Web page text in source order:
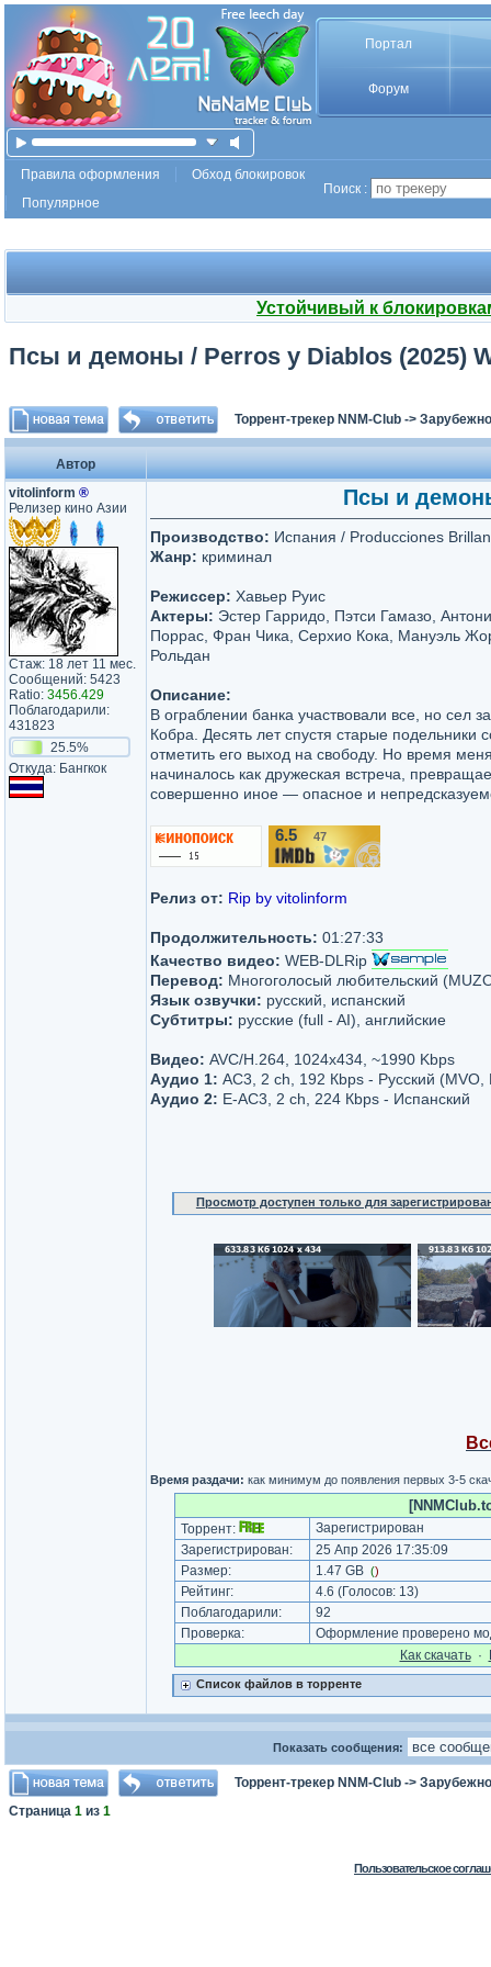
Портал
Форум
Правила оформления
Обход блокировок
Популярное
Поиск :
Устойчивый к
Псы и демоны / Perros y Diablos (2025)
Торрент-трекер NNM-Club ->
Автор
vitolinform ®
Релизер кино Азии
Стаж: 18 лет 11 мес.
Сообщений: 5423
Ratio: 3456.429
Поблагодарили:
431823
25.5%
Откуда: Бангкок
Псы и
Производство: Испания / Producciones
Жанр: криминал
Режиссер: Хавьер Руис
Актеры: Эстер Гарридо, Пэтси Гамазо,
Поррас, Фран Чика, Серхио Кока, Мануэль
Рольдан
Описание:
В ограблении банка участвовали все, но сел
Кобра. Десять лет спустя старые подельники
отметить его выход на свободу. Но время
начиналось как дружеская встреча,
совершенно иное — опасное и
6.5 47
Релиз от: Rip by vitolinform
Продолжительность: 01:27:33
Качество видео: WEB-DLRip
Перевод: Многоголосый любительский
Язык озвучки: русский, испанский
Субтитры: русские (full - AI), английские
Видео: AVC/H.264, 1024x434, ~1990 Kbps
Аудио 1: AC3, 2 ch, 192 Кbps - Русский (MVO,
Аудио 2: Е-AC3, 2 ch, 224 Кbps - Испанский
Просмотр доступен только для
Время раздачи: как минимум до появления первых 3-5
Торрент:
Зарегистрирован
Зарегистрирован:
25 Апр 2026 17:35:09
Размер:
1.47 GB ()
Рейтинг: 4.6 (Голосов: 13)
Поблагодарили:
92
Проверка:
Оформление проверено
Как cкачать·
Список файлов в торренте
Показать сообщения:
Торрент-трекер NNM-Club ->
Страница 1 из 1
Пользовательское